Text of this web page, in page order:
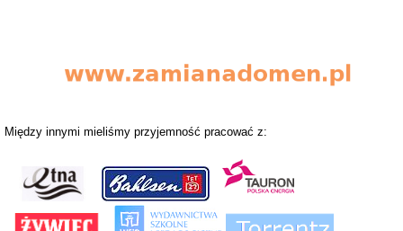
Między innymi mieliśmy przyjemność pracować z: